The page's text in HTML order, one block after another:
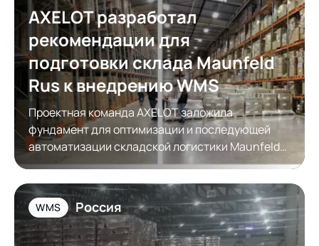
AXELOT разработал
рекомендации для
подготовки склада Maunfeld
Rus к внедрению WMS
Проектная команда AXELOT заложила
фундамент для оптимизации и последующей
автоматизации складской логистики Maunfeld
Rus
WMS Россия